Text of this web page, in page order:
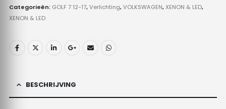
Categorieën: GOLF 7 12-17,Verlichting,VOLKSWAGEN,XENON & LED,
XENON & LED
BESCHRIJVING